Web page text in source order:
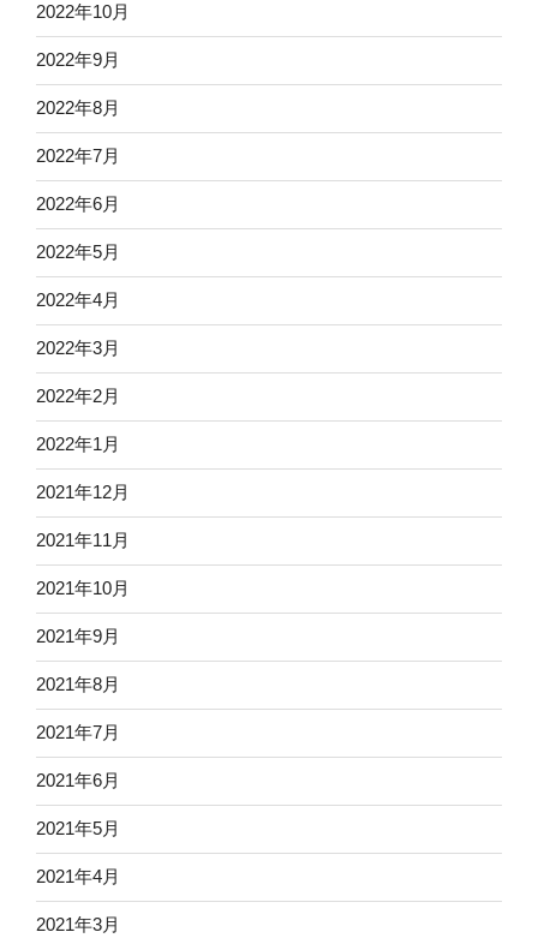
2022年10月
2022年9月
2022年8月
2022年7月
2022年6月
2022年5月
2022年4月
2022年3月
2022年2月
2022年1月
2021年12月
2021年11月
2021年10月
2021年9月
2021年8月
2021年7月
2021年6月
2021年5月
2021年4月
2021年3月